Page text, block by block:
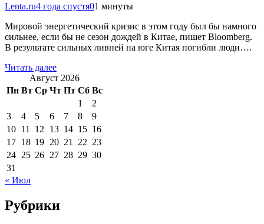
Lenta.ru4 года спустя01 минуты
Мировой энергетический кризис в этом году был бы намного
сильнее, если бы не сезон дождей в Китае, пишет Bloomberg.
В результате сильных ливней на юге Китая погибли люди….
Читать далее
Август 2026
Пн Вт Ср Чт Пт Сб Вс
1
2
3
4 5 6 7 8
9
10 11 12 13 14 15 16
17 18 19 20 21 22 23
24 25 26 27 28 29 30
31
« Июл
Рубрики